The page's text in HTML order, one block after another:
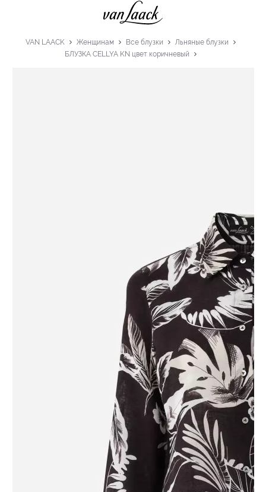
VAN LAACK Женщинам Все блузки
Льняные блузки
БЛУЗКА CELLYA KN цвет коричневый